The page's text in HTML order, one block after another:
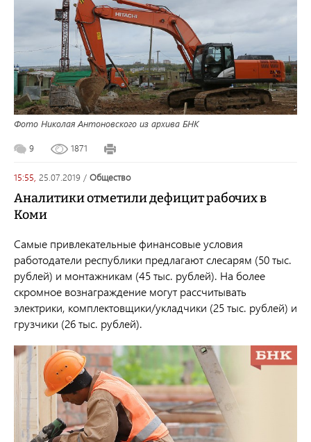
Фото Николая Антоновского из архива БНК
9 1871
15:55, 25.07.2019 / общество
Аналитики отметили дефицит рабочих в
Коми
Самые привлекательные финансовые условия
работодатели республики предлагают слесарям (50 тыс.
рублей) и монтажникам (45 тыс. рублей). На более
скромное вознаграждение могут рассчитывать
электрики, комплектовщики/укладчики (25 тыс. рублей) и
грузчики (26 тыс. рублей).